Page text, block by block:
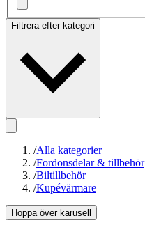
Filtrera efter kategori
/Alla kategorier
/Fordonsdelar & tillbehör
/Biltillbehör
/Kupévärmare
Hoppa över karusell